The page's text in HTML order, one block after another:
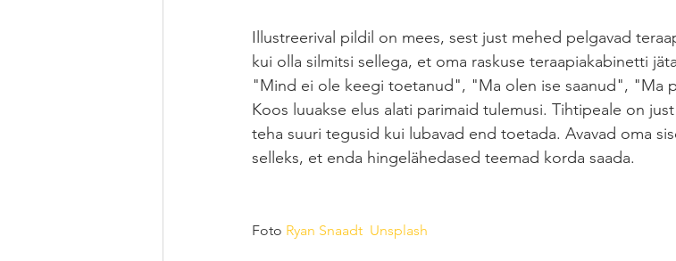
Illustreerival pildil on mees, sest just mehed pelgavad
kui olla silmitsi sellega, et oma raskuse teraapiakabinetti
"Mind ei ole keegi toetanud", "Ma olen ise saanud", "Ma
Koos luuakse elus alati parimaid tulemusi. Tihtipeale on
teha suuri tegusid kui lubavad end toetada. Avavad oma
selleks, et enda hingelähedased teemad korda saada.
Foto Ryan Snaadt Unsplash